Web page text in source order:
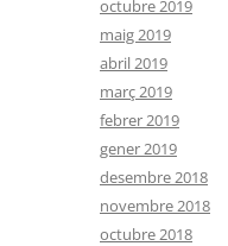
octubre 2019
maig 2019
abril 2019
març 2019
febrer 2019
gener 2019
desembre 2018
novembre 2018
octubre 2018